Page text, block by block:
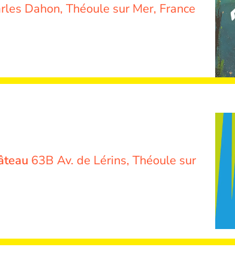
Dahon, Théoule sur Mer, France
63B Av. de Lérins, Théoule sur